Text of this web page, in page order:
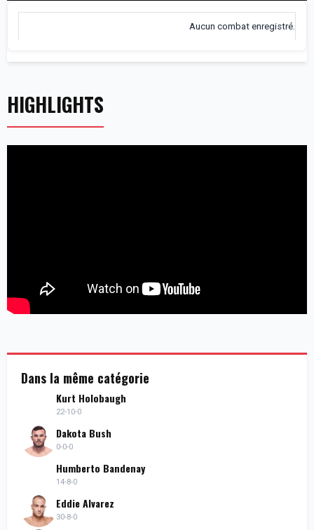
Aucun combat enregistré.
HIGHLIGHTS
Dans la même catégorie
Kurt Holobaugh
22-10-0
Dakota Bush
0-0-0
Humberto Bandenay
14-8-0
Eddie Alvarez
30-8-0